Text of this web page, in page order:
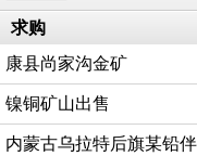
求购
康县尚家沟金矿
镍铜矿山出售
内蒙古乌拉特后旗某铅